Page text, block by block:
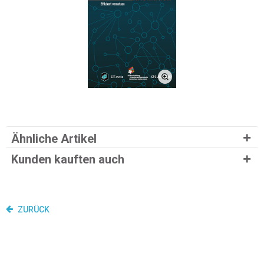
Ähnliche Artikel
Kunden kauften auch
ZURÜCK